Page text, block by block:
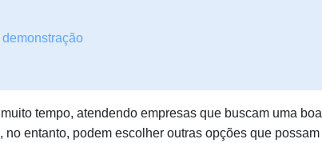
demonstração
tempo, atendendo empresas que buscam uma
no entanto, podem escolher outras opções que